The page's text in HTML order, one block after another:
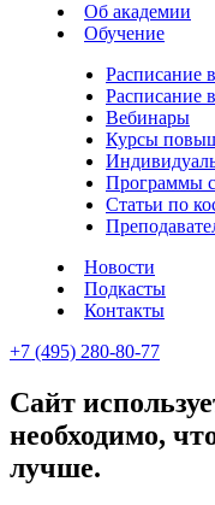
Об академии
Обучение
Расписание
Расписание
Вебинары
Курсы
Программы
Статьи по
Новости
Подкасты
Контакты
+7 (495) 280-80-77
Сайт
необходимо,
лучше.